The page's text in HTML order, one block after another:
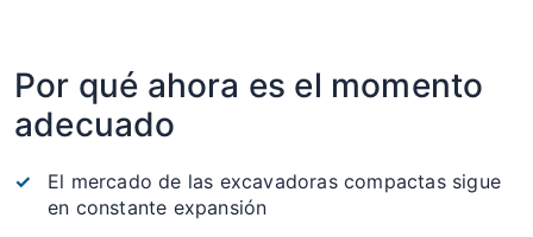
Por qué ahora es el momento
adecuado
El mercado de las excavadoras compactas sigue
en constante expansión